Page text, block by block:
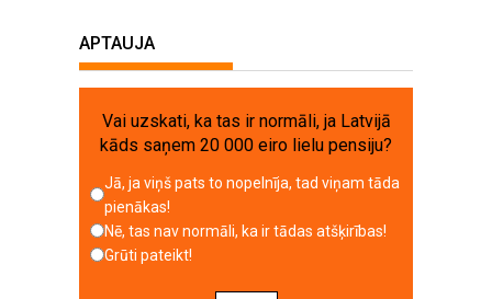
APTAUJA
Vai uzskati, ka tas ir normāli, ja Latvijā
kāds saņem 20 000 eiro lielu pensiju?
Jā, ja viņš pats to nopelnīja, tad viņam tāda
pienākas!
Nē, tas nav normāli, ka ir tādas atšķirības!
Grūti pateikt!